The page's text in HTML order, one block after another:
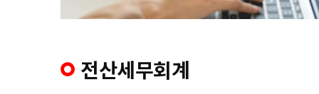
전산세무회계